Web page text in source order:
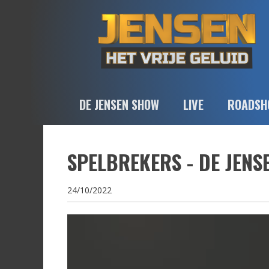
DE JENSEN SHOW LIVE
SPELBREKERS - DE
24/10/2022